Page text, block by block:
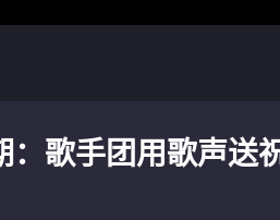
：歌手团用歌声送